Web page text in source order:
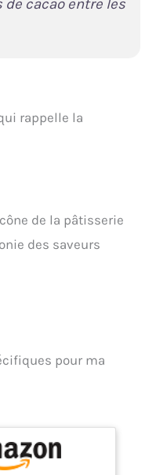
cacao entre les
rappelle la
de la pâtisserie
des saveurs
pour ma